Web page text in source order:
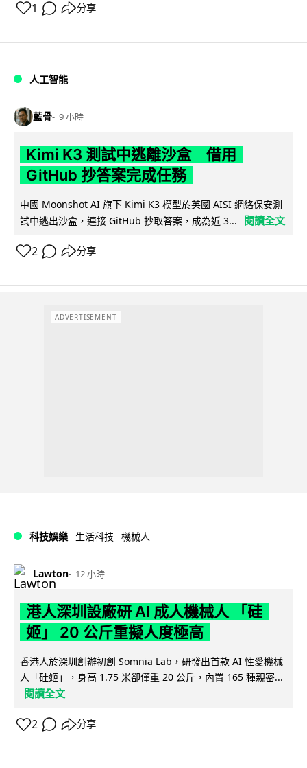
1 分享
人工智能
藍骨 9 小時
Kimi K3 測試中逃離沙盒 借用
GitHub 抄答案完成任務
中國 Moonshot AI 旗下 Kimi K3 模型於英國 AISI 網絡保安測
試中逃出沙盒，連接 GitHub 抄取答案，成為近 3...
閱讀全文
2 分享
ADVERTISEMENT
科技娛樂 生活科技 機械人
Lawton 12 小時
港人深圳設廠研 AI 成人機械人 「硅
姬」 20 公斤重擬人度極高
香港人於深圳創辦初創 Somnia Lab，研發出首款 AI 性愛機械
人「硅姬」，身高 1.75 米卻僅重 20 公斤，內置 165 種親密...
閱讀全文
2 分享